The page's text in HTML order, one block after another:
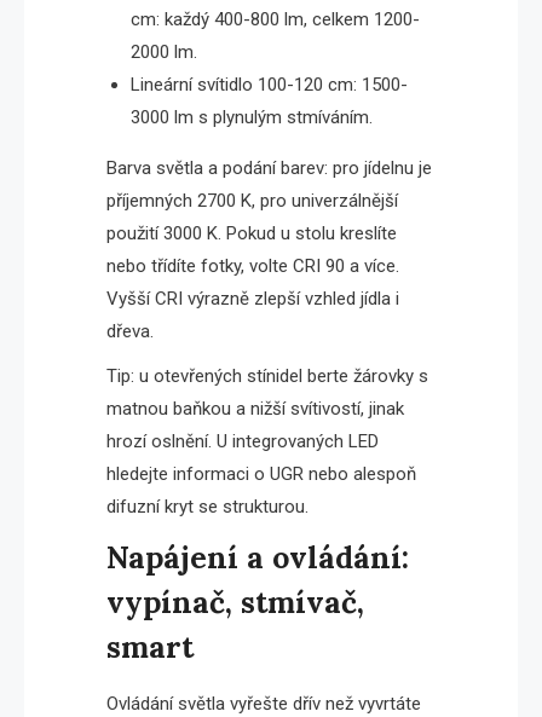
cm: každý 400-800 lm, celkem 1200-
2000 lm.
Lineární svítidlo 100-120 cm: 1500-
3000 lm s plynulým stmíváním.
Barva světla a podání barev: pro jídelnu je
příjemných 2700 K, pro univerzálnější
použití 3000 K. Pokud u stolu kreslíte
nebo třídíte fotky, volte CRI 90 a více.
Vyšší CRI výrazně zlepší vzhled jídla i
dřeva.
Tip: u otevřených stínidel berte žárovky s
matnou baňkou a nižší svítivostí, jinak
hrozí oslnění. U integrovaných LED
hledejte informaci o UGR nebo alespoň
difuzní kryt se strukturou.
Napájení a ovládání:
vypínač, stmívač,
smart
Ovládání světla vyřešte dřív než vyvrtáte